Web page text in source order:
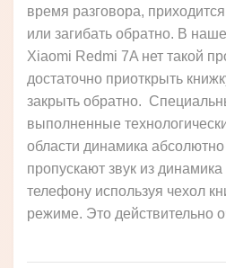
время разговора,
или загибать обратно. В
Xiaomi Redmi 7A нет такой
достаточно приоткрыть
закрыть обратно.
выполненные
области динамика
пропускают звук из
телефону используя чехол
режиме. Это действительно